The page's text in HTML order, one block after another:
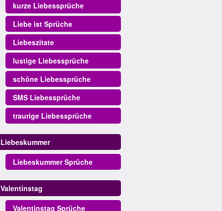
kurze Liebessprüche
Liebe ist Sprüche
Liebeszitate
lustige Liebessprüche
schöne Liebessprüche
SMS Liebessprüche
traurige Liebessprüche
Liebeskummer
Liebeskummer Sprüche
Valentinstag
Valentinstag Sprüche